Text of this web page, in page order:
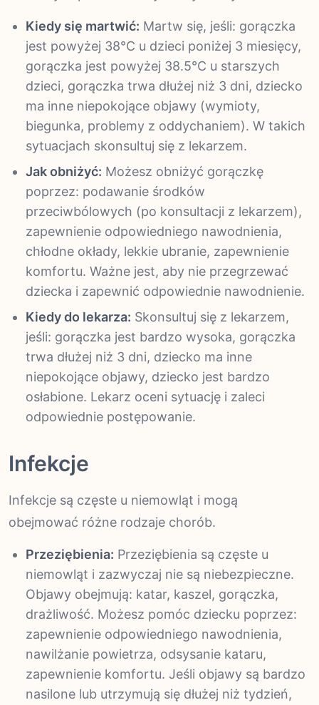
Kiedy się martwić: Martw się, jeśli: gorączka
jest powyżej 38°C u dzieci poniżej 3 miesięcy,
gorączka jest powyżej 38.5°C u starszych
dzieci, gorączka trwa dłużej niż 3 dni, dziecko
ma inne niepokojące objawy (wymioty,
biegunka, problemy z oddychaniem). W takich
sytuacjach skonsultuj się z lekarzem.
Jak obniżyć: Możesz obniżyć gorączkę
poprzez: podawanie środków
przeciwbólowych (po konsultacji z lekarzem),
zapewnienie odpowiedniego nawodnienia,
chłodne okłady, lekkie ubranie, zapewnienie
komfortu. Ważne jest, aby nie przegrzewać
dziecka i zapewnić odpowiednie nawodnienie.
Kiedy do lekarza: Skonsultuj się z lekarzem,
jeśli: gorączka jest bardzo wysoka, gorączka
trwa dłużej niż 3 dni, dziecko ma inne
niepokojące objawy, dziecko jest bardzo
osłabione. Lekarz oceni sytuację i zaleci
odpowiednie postępowanie.
Infekcje
Infekcje są częste u niemowląt i mogą
obejmować różne rodzaje chorób.
Przeziębienia: Przeziębienia są częste u
niemowląt i zazwyczaj nie są niebezpieczne.
Objawy obejmują: katar, kaszel, gorączka,
drażliwość. Możesz pomóc dziecku poprzez:
zapewnienie odpowiedniego nawodnienia,
nawilżanie powietrza, odsysanie kataru,
zapewnienie komfortu. Jeśli objawy są bardzo
nasilone lub utrzymują się dłużej niż tydzień,